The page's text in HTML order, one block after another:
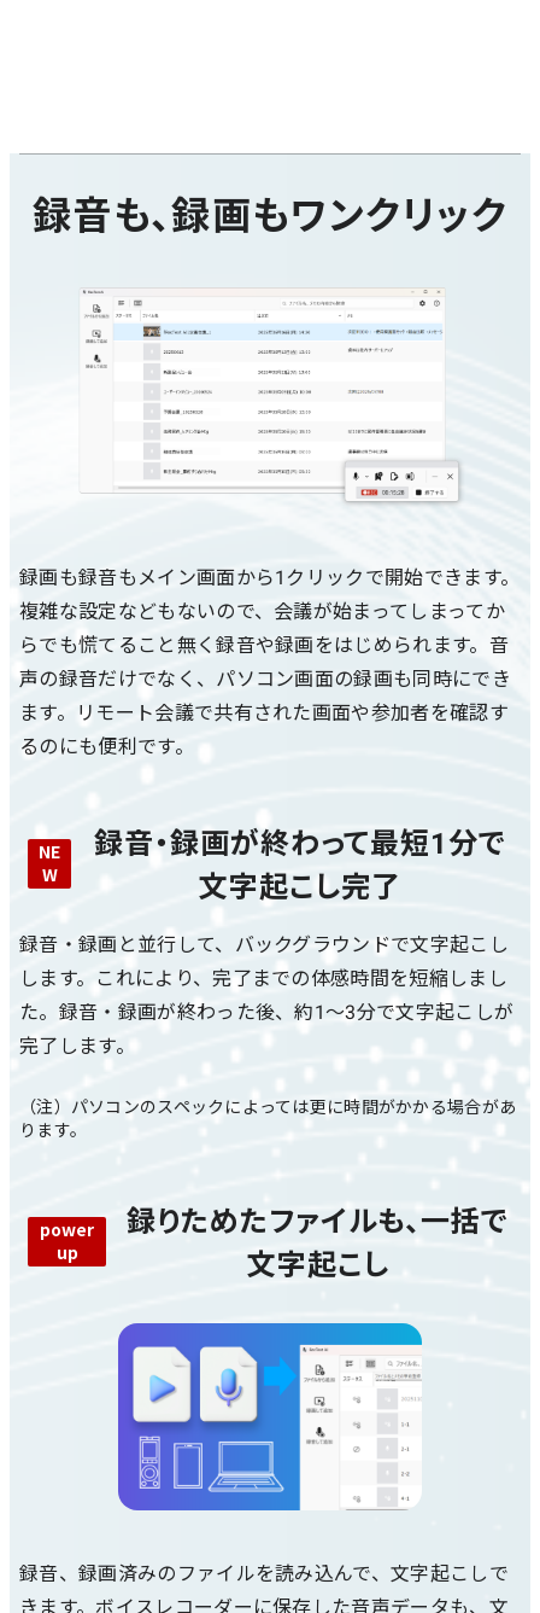
録音も、録画もワンクリック
録画も録音もメイン画面から1クリックで開始できます。
複雑な設定などもないので、会議が始まってしまってか
らでも慌てること無く録音や録画をはじめられます。音
声の録音だけでなく、パソコン画面の録画も同時にでき
ます。リモート会議で共有された画面や参加者を確認す
るのにも便利です。
録音・録画が終わって最短1分で
文字起こし完了
録音・録画と並行して、バックグラウンドで文字起こし
します。これにより、完了までの体感時間を短縮しまし
た。録音・録画が終わった後、約1～3分で文字起こしが
完了します。
（注）パソコンのスペックによっては更に時間がかかる場合があ
ります。
録りためたファイルも、一括で
文字起こし
録音、録画済みのファイルを読み込んで、文字起こしで
きます。ボイスレコーダーに保存した音声データも、文